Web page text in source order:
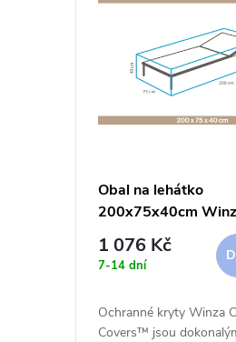
Obal na lehátko
200x75x40cm
1 076 Kč
7-14 dní
Ochranné kryty Winza
Covers™ jsou